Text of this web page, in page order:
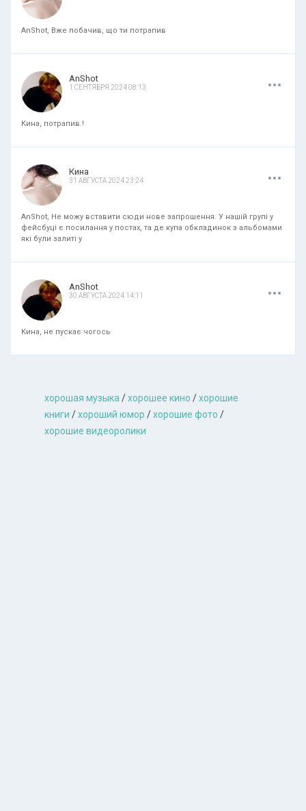
AnShot, Вже побачив, що ти потрапив
AnShot
1 СЕНТЯБРЯ 2024 08:13 ...
Кина, потрапив.!
Кина
31 АВГУСТА 2024 23:24 ...
AnShot, Не можу вставити сюди нове запрошення. У нашій групі у
фейсбуці є посилання у постах, та де купа обкладинок з альбомами
які були залиті у
AnShot
30 АВГУСТА 2024 14:11 ...
Кина, не пускає чогось
хорошая музыкa /хорошее кино /хорошие
книги /хороший юмор /хорошие фото /
хорошие видеоролики